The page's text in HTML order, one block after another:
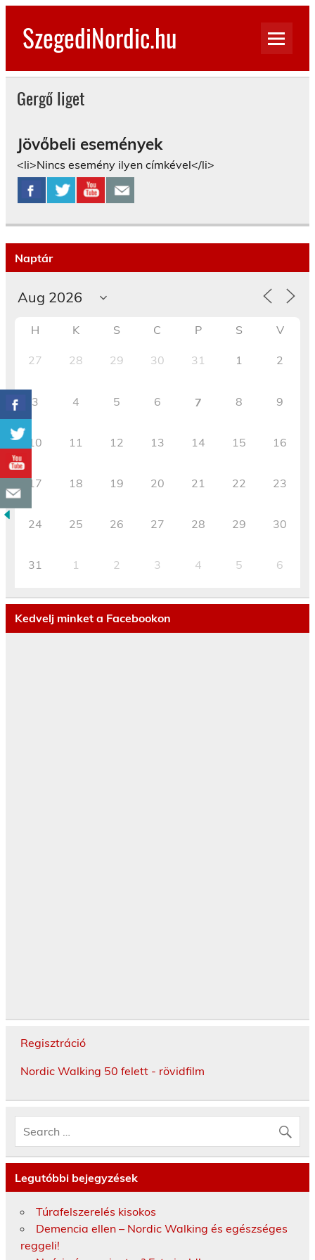
Skip
contentSzegediNordic.hu
Gergő liget
Jövőbeli események
<li>Nincs esemény ilyen címkével</li>
Naptár
H K S C P S V
27 28 29 30 31 1 2
3 4 5 6 7 8 9
10 11 12 13 14 15 16
17 18 19 20 21 22 23
24 25 26 27 28 29 30
31 1 2 3 4 5 6
Kedvelj minket a Facebookon
Regisztráció
Nordic Walking 50 felett - rövidfilm
Legutóbbi bejegyzések
Túrafelszerelés kisokos
Demencia ellen – Nordic Walking és egészséges
reggeli!